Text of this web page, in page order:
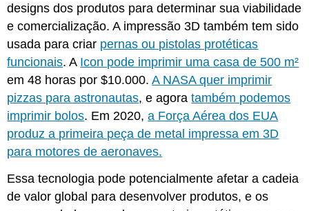
designs dos produtos para determinar sua viabilidade
e comercialização. A impressão 3D também tem sido
usada para criar pernas ou pistolas protéticas
funcionais. A Icon pode imprimir uma casa de 500 m²
em 48 horas por $10.000.A NASA quer imprimir
pizzas para astronautas, e agoratambém podemos
imprimir bolos. Em 2020,a Força Aérea dos EUA
produz a primeira peça de metal impressa em 3D
para motores de aeronaves.
Essa tecnologia pode potencialmente afetar a cadeia
de valor global para desenvolver produtos, e os